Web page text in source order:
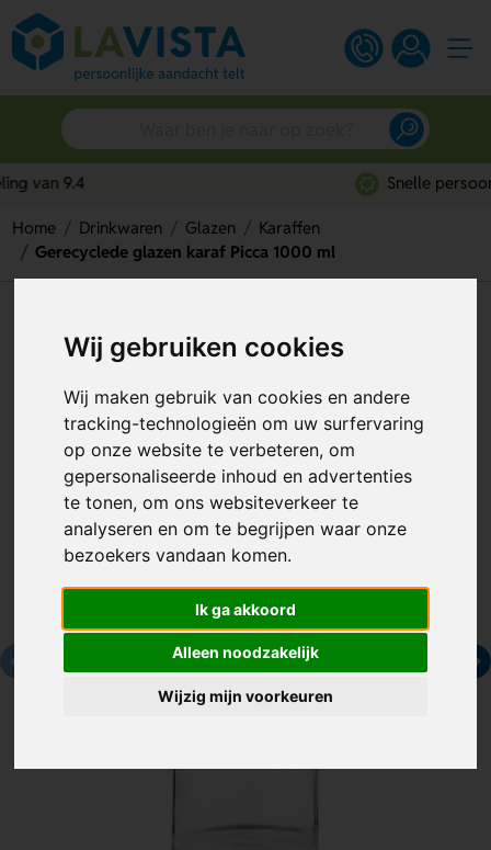
Wij gebruiken cookies
Wij maken gebruik van cookies en andere
tracking-technologieën om uw surfervaring
op onze website te verbeteren, om
gepersonaliseerde inhoud en advertenties
te tonen, om ons websiteverkeer te
analyseren en om te begrijpen waar onze
bezoekers vandaan komen.
Ik ga akkoord
Alleen noodzakelijk
Wijzig mijn voorkeuren
Snelle persoonlijke service
Home Drinkwaren Glazen
Karaffen
Gerecyclede glazen karaf Picca 1000 ml
Gerecyclede glazen karaf Picca
1000 ml
Artikelnummer: 298491